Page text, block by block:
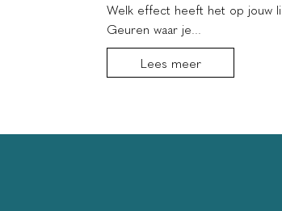
Welk effect heeft het op jouw
Geuren waar je...
Lees meer